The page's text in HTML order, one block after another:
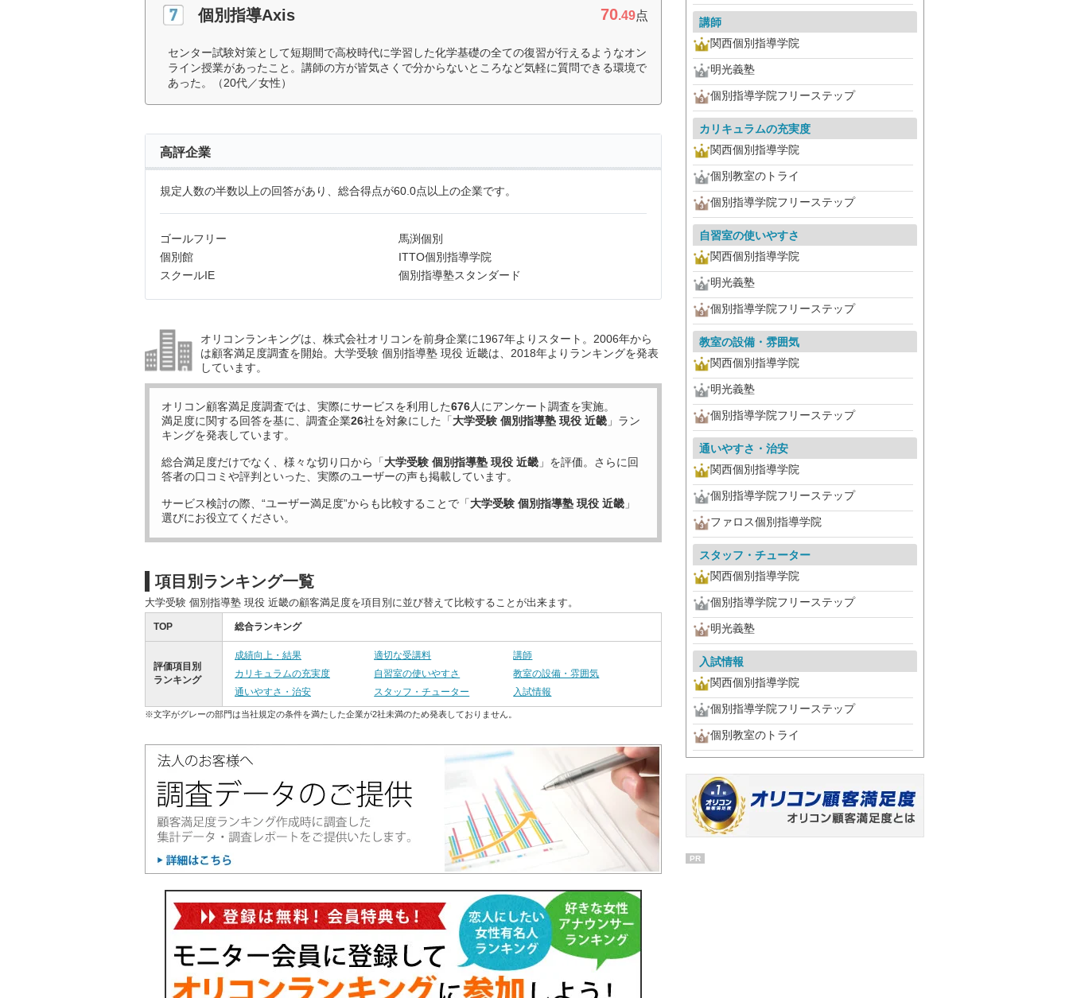
個別指導Axis 70.49点
センター試験対策として短期間で高校時代に学習した化学基礎の全ての復習が行えるようなオン
ライン授業があったこと。講師の方が皆気さくで分からないところなど気軽に質問できる環境で
あった。（20代／女性）
高評企業
規定人数の半数以上の回答があり、総合得点が60.0点以上の企業です。
ゴールフリー
馬渕個別
個別館
ITTO個別指導学院
スクールIE
個別指導塾スタンダード
オリコンランキングは、株式会社オリコンを前身企業に1967年よりスタート。2006年から
は顧客満足度調査を開始。大学受験 個別指導塾 現役 近畿は、2018年よりランキングを発表
しています。
オリコン顧客満足度調査では、実際にサービスを利用した676人にアンケート調査を実施。
満足度に関する回答を基に、調査企業26社を対象にした「大学受験 個別指導塾 現役 近畿 」ラン
キングを発表しています。
総合満足度だけでなく、様々な切り口から「大学受験 個別指導塾 現役 近畿 」を評価。さらに回
答者の口コミや評判といった、実際のユーザーの声も掲載しています。
サービス検討の際、“ユーザー満足度”からも比較することで「大学受験 個別指導塾 現役 近畿 」
選びにお役立てください。
項目別ランキング一覧
大学受験 個別指導塾 現役 近畿の顧客満足度を項目別に並び替えて比較することが出来ます。
TOP 総合ランキング
評価項目別
ランキング
成績向上・結果 適切な受講料
講師
カリキュラムの充実度
自習室の使いやすさ
教室の設備・雰囲気
通いやすさ・治安
スタッフ・チューター 入試情報
※文字がグレーの部門は当社規定の条件を満たした企業が2社未満のため発表しておりません。
講師
関西個別指導学院
明光義塾
個別指導学院フリーステップ
カリキュラムの充実度
関西個別指導学院
個別教室のトライ
個別指導学院フリーステップ
自習室の使いやすさ
関西個別指導学院
明光義塾
個別指導学院フリーステップ
教室の設備・雰囲気
関西個別指導学院
明光義塾
個別指導学院フリーステップ
通いやすさ・治安
関西個別指導学院
個別指導学院フリーステップ
ファロス個別指導学院
スタッフ・チューター
関西個別指導学院
個別指導学院フリーステップ
明光義塾
入試情報
関西個別指導学院
個別指導学院フリーステップ
個別教室のトライ
PR